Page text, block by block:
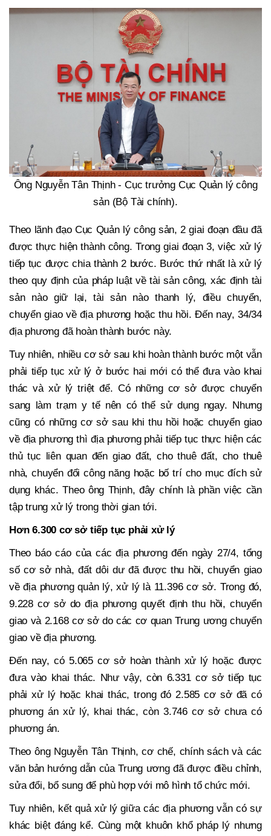
Ông Nguyễn Tân Thịnh - Cục trưởng Cục Quản lý công
sản (Bộ Tài chính).
Theo lãnh đạo Cục Quản lý công sản, 2 giai đoạn đầu đã
được thực hiện thành công. Trong giai đoạn 3, việc xử lý
tiếp tục được chia thành 2 bước. Bước thứ nhất là xử lý
theo quy định của pháp luật về tài sản công, xác định tài
sản nào giữ lại, tài sản nào thanh lý, điều chuyển,
chuyển giao về địa phương hoặc thu hồi. Đến nay, 34/34
địa phương đã hoàn thành bước này.
Tuy nhiên, nhiều cơ sở sau khi hoàn thành bước một vẫn
phải tiếp tục xử lý ở bước hai mới có thể đưa vào khai
thác và xử lý triệt để. Có những cơ sở được chuyển
sang làm trạm y tế nên có thể sử dụng ngay. Nhưng
cũng có những cơ sở sau khi thu hồi hoặc chuyển giao
về địa phương thì địa phương phải tiếp tục thực hiện các
thủ tục liên quan đến giao đất, cho thuê đất, cho thuê
nhà, chuyển đổi công năng hoặc bố trí cho mục đích sử
dụng khác. Theo ông Thịnh, đây chính là phần việc cần
tập trung xử lý trong thời gian tới.
Hơn 6.300 cơ sở tiếp tục phải xử lý
Theo báo cáo của các địa phương đến ngày 27/4, tổng
số cơ sở nhà, đất dôi dư đã được thu hồi, chuyển giao
về địa phương quản lý, xử lý là 11.396 cơ sở. Trong đó,
9.228 cơ sở do địa phương quyết định thu hồi, chuyển
giao và 2.168 cơ sở do các cơ quan Trung ương chuyển
giao về địa phương.
Đến nay, có 5.065 cơ sở hoàn thành xử lý hoặc được
đưa vào khai thác. Như vậy, còn 6.331 cơ sở tiếp tục
phải xử lý hoặc khai thác, trong đó 2.585 cơ sở đã có
phương án xử lý, khai thác, còn 3.746 cơ sở chưa có
phương án.
Theo ông Nguyễn Tân Thịnh, cơ chế, chính sách và các
văn bản hướng dẫn của Trung ương đã được điều chỉnh,
sửa đổi, bổ sung để phù hợp với mô hình tổ chức mới.
Tuy nhiên, kết quả xử lý giữa các địa phương vẫn có sự
khác biệt đáng kể. Cùng một khuôn khổ pháp lý nhưng